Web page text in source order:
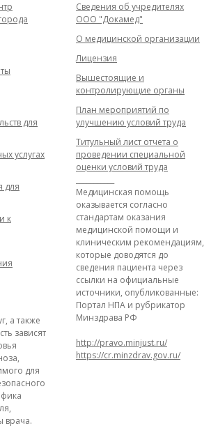
для
услугах
для
к
а также
зависят
для
врача.
Сведения об учредителях
ООО "Докамед"
О медицинской организации
Лицензия
Вышестоящие и
контролирующие органы
План мероприятий по
улучшению условий труда
Титульный лист отчета о
проведении специальной
оценки условий труда
Медицинская помощь
оказывается согласно
стандартам оказания
медицинской помощи и
клиническим рекомендациям,
которые доводятся до
сведения пациента через
ссылки на официальные
источники, опубликованные:
Портал НПА и рубрикатор
Минздрава РФ
http://pravo.minjust.ru/
https://cr.minzdrav.gov.ru/